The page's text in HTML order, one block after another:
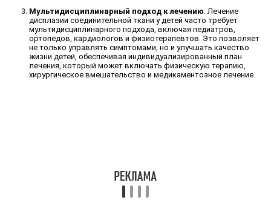
Мультидисциплинарный подход к лечению: Лечение
дисплазии соединительной ткани у детей часто требует
мультидисциплинарного подхода, включая педиатров,
ортопедов, кардиологов и физиотерапевтов. Это позволяет
не только управлять симптомами, но и улучшать качество
жизни детей, обеспечивая индивидуализированный план
лечения, который может включать физическую терапию,
хирургическое вмешательство и медикаментозное лечение.